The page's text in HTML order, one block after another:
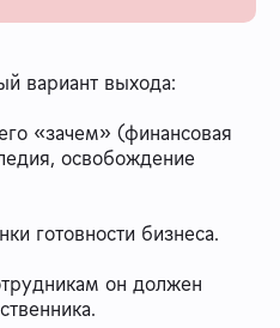
вариант выхода:
«зачем» (финансовая
освобождение
готовности бизнеса.
он должен